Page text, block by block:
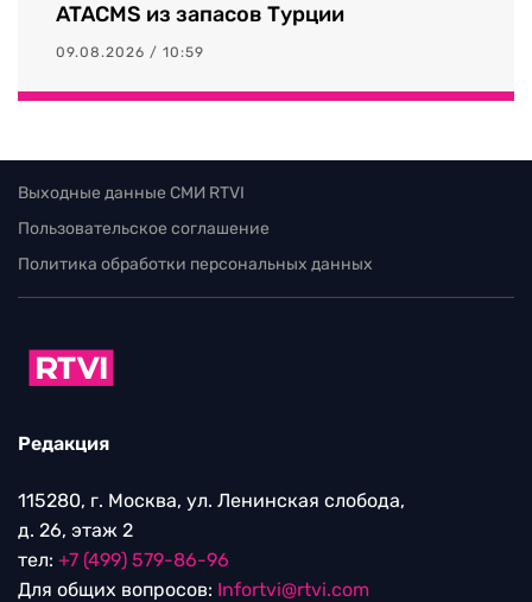
ATACMS из запасов Турции
09.08.2026 / 10:59
Выходные данные СМИ RTVI
Пользовательское соглашение
Политика обработки персональных данных
Редакция
115280, г. Москва, ул. Ленинская слобода,
д. 26, этаж 2
тел: +7 (499) 579-86-96
Для общих вопросов: Infortvi@rtvi.com